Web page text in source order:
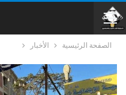
الصفحة الرئيسية الأخبار